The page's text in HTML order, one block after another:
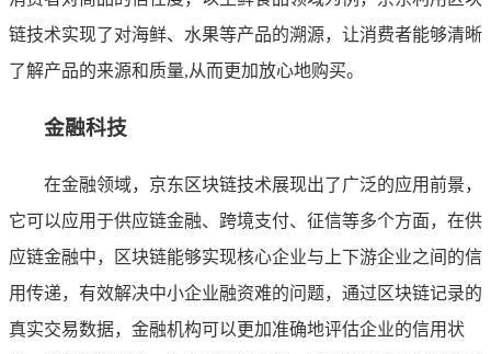
链技术实现了对海鲜、水果等产品的溯源，让消费者能够清晰
了解产品的来源和质量,从而更加放心地购买。
金融科技
在金融领域，京东区块链技术展现出了广泛的应用前景，
它可以应用于供应链金融、跨境支付、征信等多个方面，在供
应链金融中，区块链能够实现核心企业与上下游企业之间的信
用传递，有效解决中小企业融资难的问题，通过区块链记录的
真实交易数据，金融机构可以更加准确地评估企业的信用状